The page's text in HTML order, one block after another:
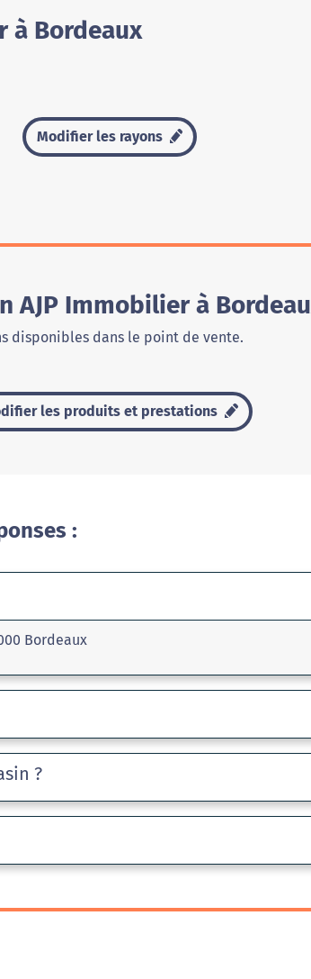
à Bordeaux
Modifier les rayons
AJP Immobilier à
disponibles dans le point de vente.
les produits et prestations
:
Bordeaux
?